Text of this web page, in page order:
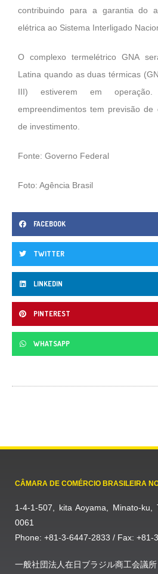
contribuindo para a garantia do
elétrica ao Sistema Interligado
O complexo termelétrico GNA
Latina quando as duas térmicas
III) estiverem em
empreendimentos tem previsão
de investimento.
Fonte: Governo Federal
Foto: Agência Brasil
FACEBOOK
TWITTER
LINKEDIN
PINTEREST
WHATSAPP
CÂMARA DE COMÉRCIO BRASILEIRA
1-4-1-507, kita Aoyama, Minato-ku,
0061
Phone: +81-3-6447-2833 / Fax: +81-
一般社団法人在日ブラジル商工会議所